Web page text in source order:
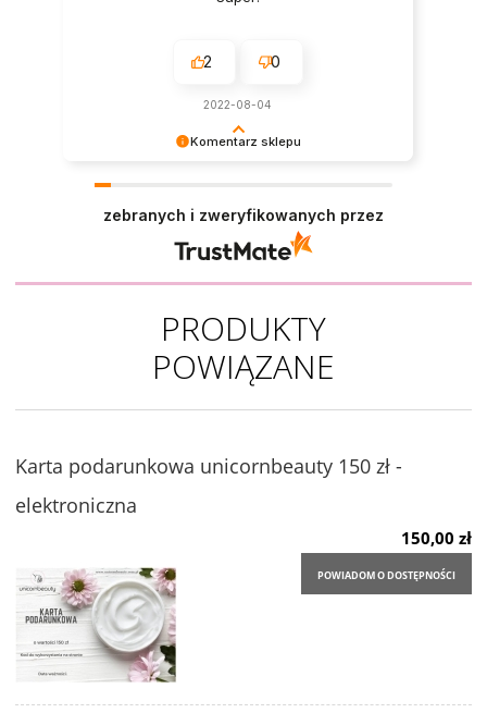
Komentarz sklepu
klienta i Twoja recenzja potwierdza nasze wysiłki
- dziękujemy raz jeszcze i mamy nadzieję - do
szybkiego zobaczenia!
2 0
2022-08-04
zebranych i zweryfikowanych przez
PRODUKTY
POWIĄZANE
Karta podarunkowa unicornbeauty 150 zł -
elektroniczna
150,00 zł
POWIADOM O DOSTĘPNOŚCI